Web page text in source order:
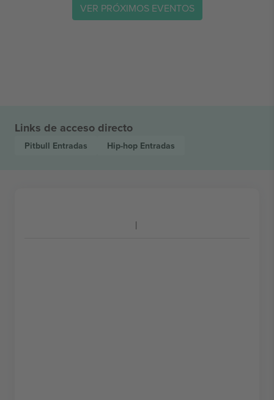
VER PRÓXIMOS EVENTOS
Links de acceso directo
Pitbull Entradas Hip-hop Entradas